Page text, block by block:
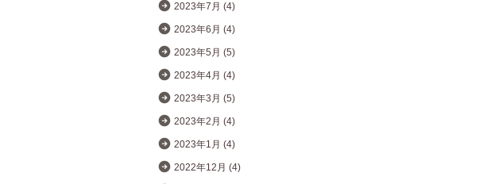
2023年7月 (4)
2023年6月 (4)
2023年5月 (5)
2023年4月 (4)
2023年3月 (5)
2023年2月 (4)
2023年1月 (4)
2022年12月 (4)